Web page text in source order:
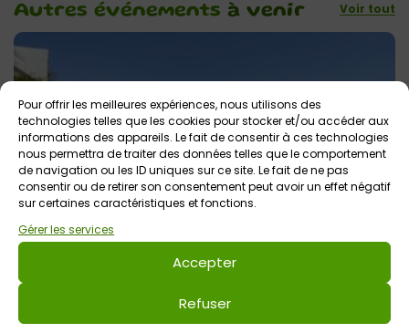
Pour offrir les meilleures expériences, nous utilisons des
technologies telles que les cookies pour stocker et/ou accéder aux
informations des appareils. Le fait de consentir à ces technologies
nous permettra de traiter des données telles que le comportement
de navigation ou les ID uniques sur ce site. Le fait de ne pas
consentir ou de retirer son consentement peut avoir un effet négatif
sur certaines caractéristiques et fonctions.
Gérer les services
Accepter
Refuser
Autres événements à venir Voir tout
Le tour de Belle-île avec la Compagnie du Golfe
Tout public